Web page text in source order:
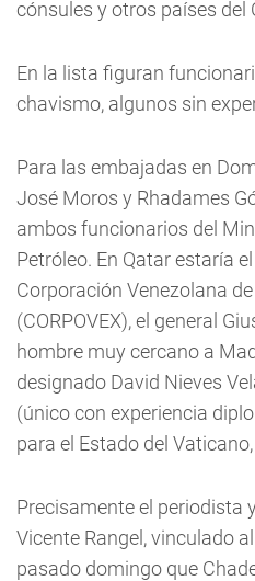
cónsules y otros países del
En la lista figuran
chavismo, algunos sin
Para las embajadas en
José Moros y Rhadames
ambos funcionarios del
Petróleo. En Qatar estaría
Corporación Venezolana
(CORPOVEX), el general
hombre muy cercano a
designado David Nieves
(único con experiencia
para el Estado del
Precisamente el periodista
Vicente Rangel, vinculado
pasado domingo que